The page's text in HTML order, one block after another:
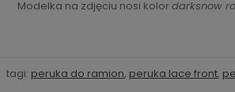
Modelka na zdjęciu nosi kolor darksnow
tagi: peruka do ramion, peruka lace front,